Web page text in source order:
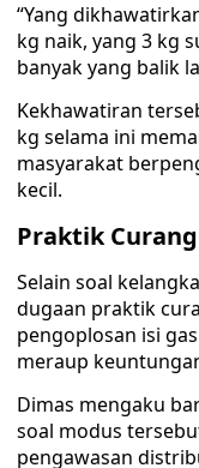
“Yang
kg naik, yang 3 kg
banyak yang balik
Kekhawatiran
kg selama ini
masyarakat
kecil.
Praktik
Selain soal
dugaan praktik
pengoplosan isi
meraup
Dimas mengaku
soal modus
pengawasan